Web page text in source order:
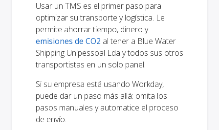
Usar un TMS es el primer paso para
optimizar su transporte y logística. Le
permite ahorrar tiempo, dinero y
emisiones de CO2 al tener a Blue Water
Shipping Unipessoal Lda y todos sus otros
transportistas en un solo panel.
Si su empresa está usando Workday,
puede dar un paso más allá: omita los
pasos manuales y automatice el proceso
de envío.